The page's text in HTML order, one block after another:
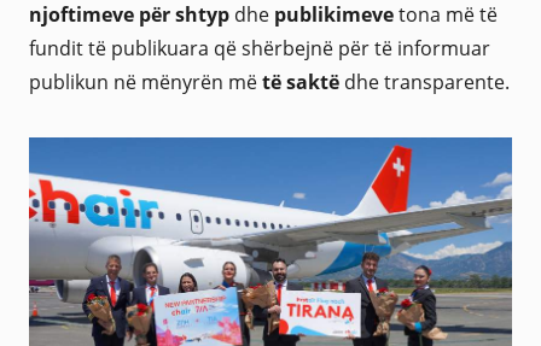
njoftimeve për shtyp dhe publikimevetona më të
fundit të publikuara që shërbejnë për të informuar
publikun në mënyrën mëtë saktë dhe transparente.